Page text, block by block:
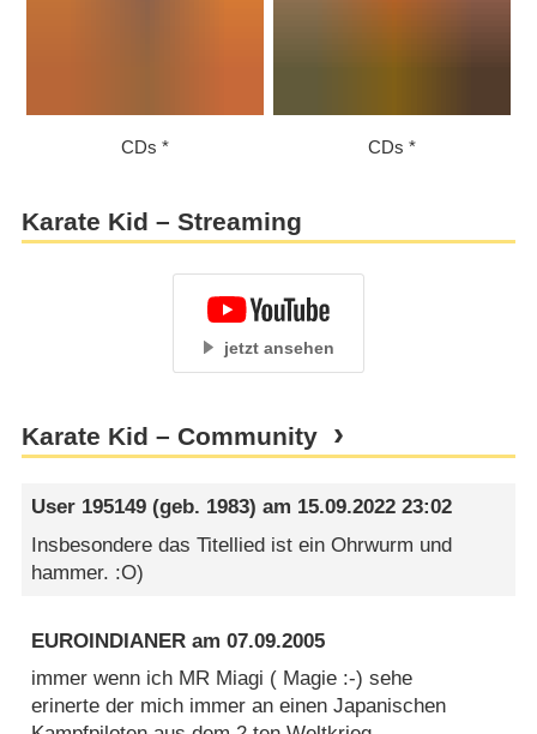
CDs CDs
Karate Kid – Streaming
jetzt ansehen
Karate Kid – Community
User 195149 (geb. 1983) am 15.09.2022 23:02
Insbesondere das Titellied ist ein Ohrwurm und
hammer. :O)
EUROINDIANER am07.09.2005
immer wenn ich MR Miagi ( Magie :-) sehe
erinerte der mich immer an einen Japanischen